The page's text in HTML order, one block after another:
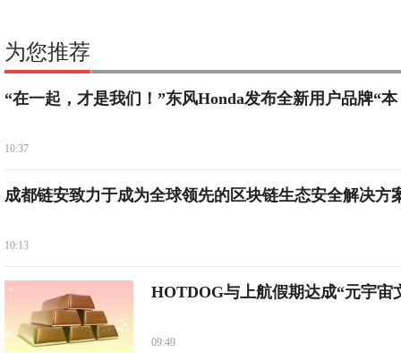
为您推荐
“在一起，才是我们！”东风Honda发布全新用户品牌“本
10:37
成都链安致力于成为全球领先的区块链生态安全解决方
10:13
HOTDOG与上航假期达成“元宇宙
09:49